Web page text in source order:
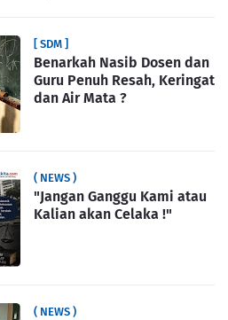
[ SDM ]
Benarkah Nasib Dosen dan
Guru Penuh Resah, Keringat
dan Air Mata ?
( NEWS )
"Jangan Ganggu Kami atau
Kalian akan Celaka !"
( NEWS )